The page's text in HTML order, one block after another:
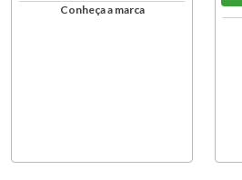
Conheça a marca